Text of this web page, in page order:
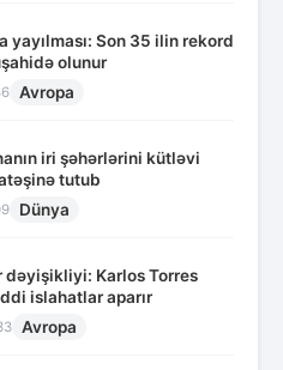
yayılması: Son 35 ilin rekord
olunur
Avropa
iri şəhərlərini kütləvi
tutub
Dünya
dəyişikliyi: Karlos Torres
islahatlar aparır
Avropa